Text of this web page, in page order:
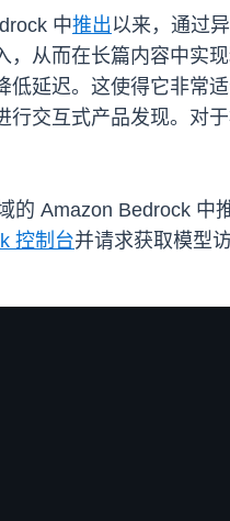
中推出以来，通过
，从而在长篇内容中实
延迟。这使得它非常
交互式产品发现。对
的 Amazon Bedrock
控制台并请求获取模型